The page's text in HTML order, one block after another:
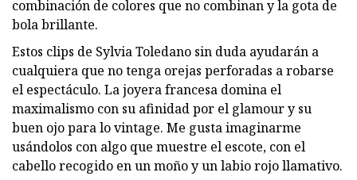
combinación de colores que no combinan y la gota de
bola brillante.
Estos clips de Sylvia Toledano sin duda ayudarán a
cualquiera que no tenga orejas perforadas a robarse
el espectáculo. La joyera francesa domina el
maximalismo con su afinidad por el glamour y su
buen ojo para lo vintage. Me gusta imaginarme
usándolos con algo que muestre el escote, con el
cabello recogido en un moño y un labio rojo llamativo.